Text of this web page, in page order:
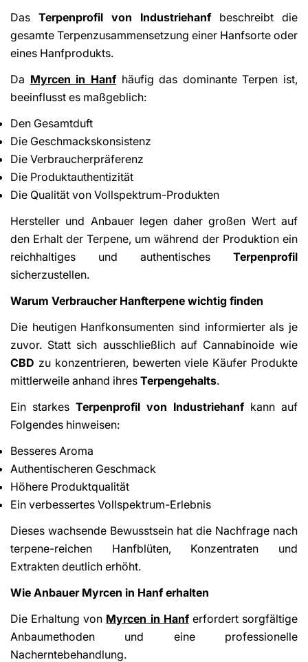
Das Terpenprofil von Industriehanf beschreibt die
gesamte Terpenzusammensetzung einer Hanfsorte oder
eines Hanfprodukts.
Da Myrcen in Hanfhäufig das dominante Terpen ist,
beeinflusst es maßgeblich:
Den Gesamtduft
Die Geschmackskonsistenz
Die Verbraucherpräferenz
Die Produktauthentizität
Die Qualität von Vollspektrum-Produkten
Hersteller und Anbauer legen daher großen Wert auf
den Erhalt der Terpene, um während der Produktion ein
reichhaltiges und authentisches Terpenprofil
sicherzustellen.
Warum Verbraucher Hanfterpene wichtig finden
Die heutigen Hanfkonsumenten sind informierter als je
zuvor. Statt sich ausschließlich auf Cannabinoide wie
CBD zu konzentrieren, bewerten viele Käufer Produkte
mittlerweile anhand ihres Terpengehalts.
Ein starkes Terpenprofil von Industriehanf kann auf
Folgendes hinweisen:
Besseres Aroma
Authentischeren Geschmack
Höhere Produktqualität
Ein verbessertes Vollspektrum-Erlebnis
Dieses wachsende Bewusstsein hat die Nachfrage nach
terpene-reichen Hanfblüten, Konzentraten und
Extrakten deutlich erhöht.
Wie Anbauer Myrcen in Hanf erhalten
Die Erhaltung von Myrcen in Hanferfordert sorgfältige
Anbaumethoden und eine professionelle
Nacherntebehandlung.